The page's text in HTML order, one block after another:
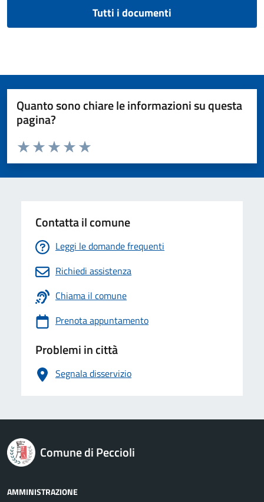
Tutti i documenti
Quanto sono chiare le informazioni su questa
pagina?
Valuta da 1 a 5 stelle la pagina
Valuta 5 stelle su 5
Valuta 4 stelle su 5
Valuta 3 stelle su 5
Valuta 2 stelle su 5
Valuta 1 stelle su 5
Contatta il comune
Leggi le domande frequenti
Richiedi assistenza
Chiama il comune
Prenota appuntamento
Problemi in città
Segnala disservizio
logo Unione Europea
Comune di Peccioli
AMMINISTRAZIONE